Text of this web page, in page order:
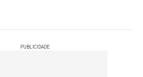
PUBLICIDADE